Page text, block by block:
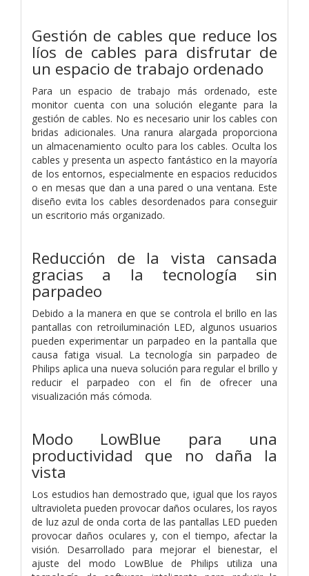
Gestión de cables que reduce los
líos de cables para disfrutar de
un espacio de trabajo ordenado
Para un espacio de trabajo más ordenado, este
monitor cuenta con una solución elegante para la
gestión de cables. No es necesario unir los cables con
bridas adicionales. Una ranura alargada proporciona
un almacenamiento oculto para los cables. Oculta los
cables y presenta un aspecto fantástico en la mayoría
de los entornos, especialmente en espacios reducidos
o en mesas que dan a una pared o una ventana. Este
diseño evita los cables desordenados para conseguir
un escritorio más organizado.
Reducción de la vista cansada
gracias a la tecnología sin
parpadeo
Debido a la manera en que se controla el brillo en las
pantallas con retroiluminación LED, algunos usuarios
pueden experimentar un parpadeo en la pantalla que
causa fatiga visual. La tecnología sin parpadeo de
Philips aplica una nueva solución para regular el brillo y
reducir el parpadeo con el fin de ofrecer una
visualización más cómoda.
Modo LowBlue para una
productividad que no daña la
vista
Los estudios han demostrado que, igual que los rayos
ultravioleta pueden provocar daños oculares, los rayos
de luz azul de onda corta de las pantallas LED pueden
provocar daños oculares y, con el tiempo, afectar la
visión. Desarrollado para mejorar el bienestar, el
ajuste del modo LowBlue de Philips utiliza una